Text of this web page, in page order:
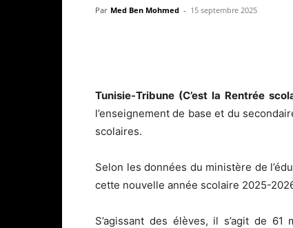
Par Med Ben Mohmed - 15 septembre 2025
Tunisie-Tribune (C’est la Rentrée
l’enseignement de base et du
scolaires.
Selon les données du ministère de
cette nouvelle année scolaire 2025-
S’agissant des élèves, il s’agit de